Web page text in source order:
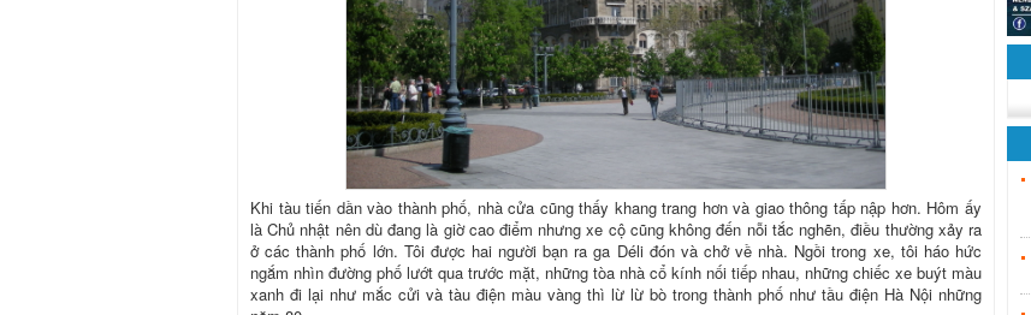
Khi tàu tiến dần vào thành phố, nhà cửa cũng thấy khang trang hơn và giao thông tấp nập hơn. Hôm ấy
là Chủ nhật nên dù đang là giờ cao điểm nhưng xe cộ cũng không đến nỗi tắc nghẽn, điều thường xảy ra
ở các thành phố lớn. Tôi được hai người bạn ra ga Déli đón và chở về nhà. Ngồi trong xe, tôi háo hức
ngắm nhìn đường phố lướt qua trước mặt, những tòa nhà cổ kính nối tiếp nhau, những chiếc xe buýt màu
xanh đi lại như mắc cửi và tàu điện màu vàng thì lừ lừ bò trong thành phố như tầu điện Hà Nội những